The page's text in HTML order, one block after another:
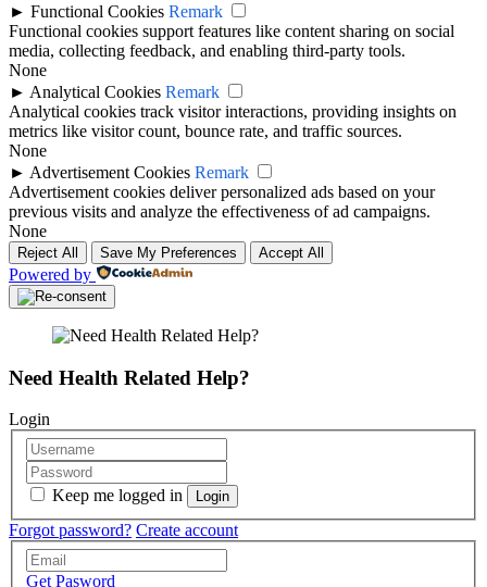
► Functional Cookies Remark
Functional cookies support features like content sharing on social
media, collecting feedback, and enabling third-party tools.
None
► Analytical Cookies Remark
Analytical cookies track visitor interactions, providing insights on
metrics like visitor count, bounce rate, and traffic sources.
None
► Advertisement Cookies Remark
Advertisement cookies deliver personalized ads based on your
previous visits and analyze the effectiveness of ad campaigns.
None
Reject All Save My Preferences Accept All
Powered by
Need Health Related Help?
Login
Keep me logged in
Forgot password? Create account
Get Pasword